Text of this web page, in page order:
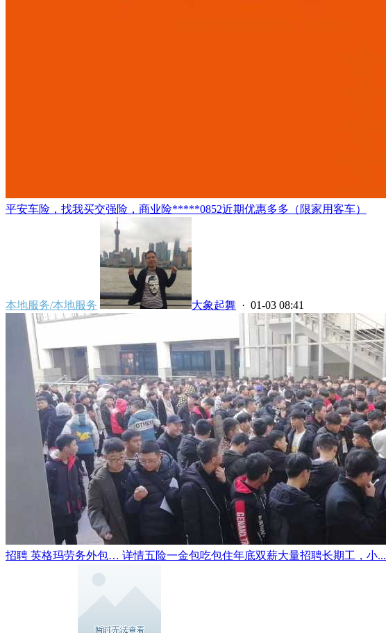
平安车险，找我买交强险，商业险*****0852近期优惠多多（限家用客车）
本地服务/本地服务 大象起舞 · 01-03 08:41
招聘 英格玛劳务外包… 详情五险一金包吃包住年底双薪大量招聘长期工，小...